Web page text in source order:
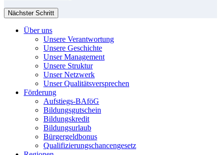
Nächster Schritt
Über uns
Unsere Verantwortung
Unsere Geschichte
Unser Management
Unsere Struktur
Unser Netzwerk
Unser Qualitätsversprechen
Förderung
Aufstiegs-BAföG
Bildungsgutschein
Bildungskredit
Bildungsurlaub
Bürgergeldbonus
Qualifizierungschancengesetz